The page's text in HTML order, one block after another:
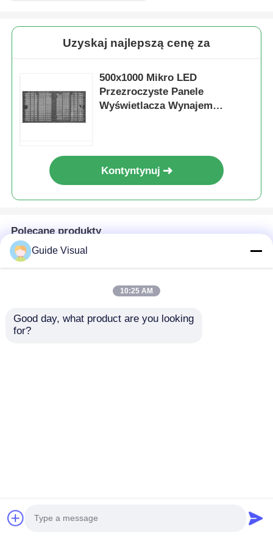
Uzyskaj najlepszą cenę za
500x1000 Mikro LED
Przezroczyste Panele
Wyświetlacza Wynajem
Kontyntynuj
Polecane produkty
Guide Visual
10:25 AM
Good day, what product are you looking
for?